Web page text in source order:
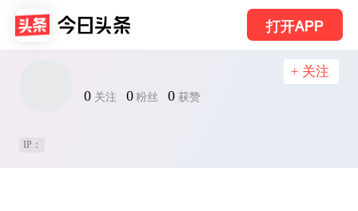
打开APP
0 关注 0 粉丝 0 获赞
+ 关注
IP：